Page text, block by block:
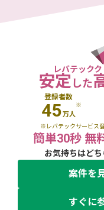
レバテック
安定した
登録者数
45万人
※
※レバテックサービス
簡単30秒 無
お気持ちはど
案件を
すぐに